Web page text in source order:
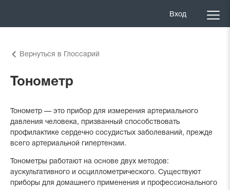
Вход
Вернуться в Глоссарий
Тонометр
Тонометр — это прибор для измерения артериального
давления человека, призванный способствовать
профилактике сердечно сосудистых заболеваний, прежде
всего артериальной гипертензии.
Тонометры работают на основе двух методов:
аускультативного и осциллометрического. Существуют
приборы для домашнего применения и профессионального